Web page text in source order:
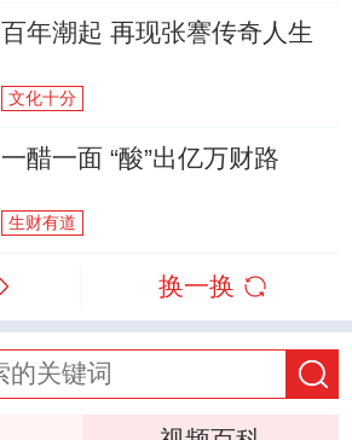
百年潮起 再现张謇传奇人生
文化十分
一醋一面 “酸”出亿万财路
生财有道
换一换